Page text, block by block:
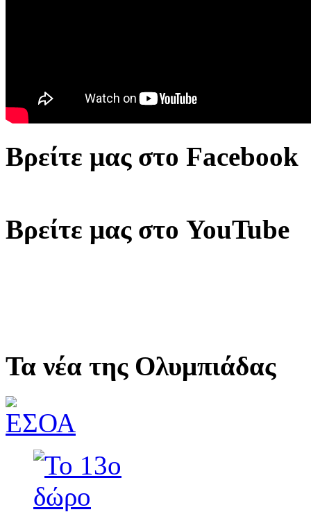
Βρείτε μας στο Facebook
Βρείτε μας στο YouTube
Τα νέα της Ολυμπιάδας